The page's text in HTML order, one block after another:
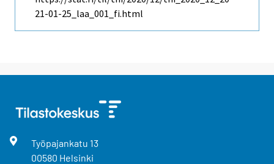
21-01-25_laa_001_fi.html
Työpajankatu 13
00580 Helsinki